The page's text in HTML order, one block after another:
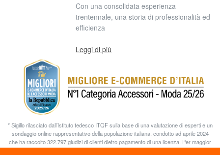
Con una consolidata esperienza
trentennale, una storia di professionalità ed
efficienza
Leggi di più
* Sigillo rilasciato dall’Istituto tedesco ITQF sulla base di una valutazione di esperti e un
sondaggio online rappresentativo della popolazione italiana, condotto ad aprile 2024
che ha raccolto 322.797 giudizi di clienti dietro pagamento di una licenza. Per maggior
informazione consultarewww.istituto-qualita.com